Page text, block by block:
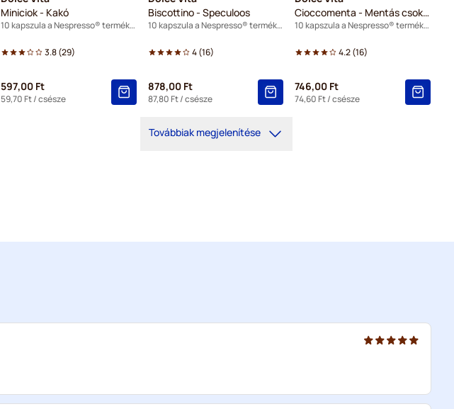
Miniciok - Kakó
10 kapszula a Nespresso® termékhez
3.8(29)
597,00 Ft
59,70 Ft/ csésze
Biscottino - Speculoos
10 kapszula a Nespresso® termékhez
4(16)
878,00 Ft
87,80 Ft/ csésze
Cioccomenta - Mentás csokoládé
10 kapszula a Nespresso® termékhez
4.2(16)
746,00 Ft
74,60 Ft/ csésze
Továbbiak megjelenítése